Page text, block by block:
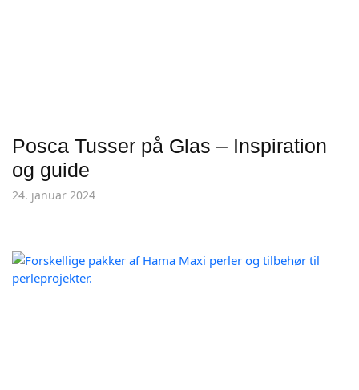
Posca Tusser på Glas – Inspiration
og guide
24. januar 2024